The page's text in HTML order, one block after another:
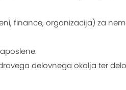
finance, organizacija) za
delovnega okolja ter